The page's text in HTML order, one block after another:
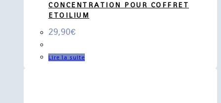
CONCENTRATION POUR COFFRET
ETOILIUM
29,90€
Lire la suite